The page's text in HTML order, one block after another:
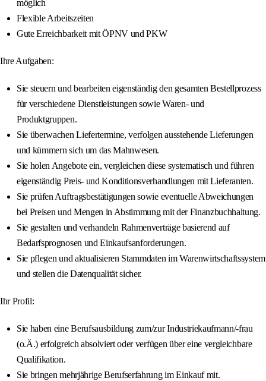
möglich
Flexible Arbeitszeiten
Gute Erreichbarkeit mit ÖPNV und PKW
Ihre Aufgaben:
Sie steuern und bearbeiten eigenständig den gesamten Bestellprozess
für verschiedene Dienstleistungen sowie Waren- und
Produktgruppen.
Sie überwachen Liefertermine, verfolgen ausstehende Lieferungen
und kümmern sich um das Mahnwesen.
Sie holen Angebote ein, vergleichen diese systematisch und führen
eigenständig Preis- und Konditionsverhandlungen mit Lieferanten.
Sie prüfen Auftragsbestätigungen sowie eventuelle Abweichungen
bei Preisen und Mengen in Abstimmung mit der Finanzbuchhaltung.
Sie gestalten und verhandeln Rahmenverträge basierend auf
Bedarfsprognosen und Einkaufsanforderungen.
Sie pflegen und aktualisieren Stammdaten im Warenwirtschaftssystem
und stellen die Datenqualität sicher.
Ihr Profil:
Sie haben eine Berufsausbildung zum/zur Industriekaufmann/-frau
(o.Ä.) erfolgreich absolviert oder verfügen über eine vergleichbare
Qualifikation.
Sie bringen mehrjährige Berufserfahrung im Einkauf mit.